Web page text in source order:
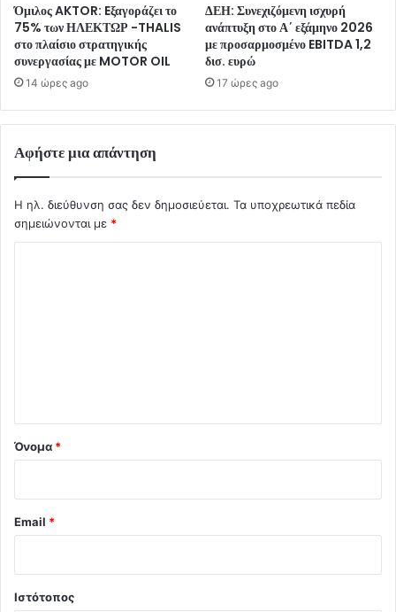
Όμιλος AKTOR: Eξαγοράζει το
75% των ΗΛΕΚΤΩΡ -THALIS
στο πλαίσιο στρατηγικής
συνεργασίας με MOTOR OIL
14 ώρες ago
ΔΕΗ: Συνεχιζόμενη ισχυρή
ανάπτυξη στο Α΄ εξάμηνο 2026
με προσαρμοσμένο EBITDA 1,2
δισ. ευρώ
17 ώρες ago
Αφήστε μια απάντηση
Η ηλ. διεύθυνση σας δεν δημοσιεύεται. Τα υποχρεωτικά πεδία
σημειώνονται με *
Όνομα *
Email *
Ιστότοπος